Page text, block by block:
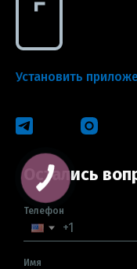
Установить
Остались
Телефон
Имя